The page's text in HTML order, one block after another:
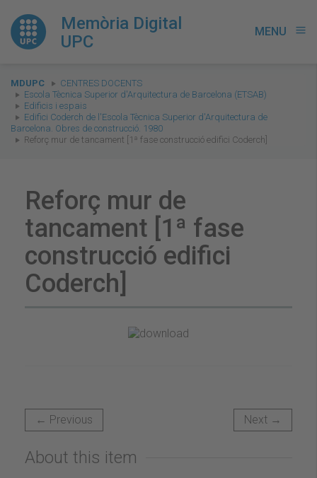
Memòria Digital
UPC
MENU menu
You
are
here:
MDUPC
CENTRES DOCENTS
Escola Tècnica Superior d'Arquitectura de Barcelona (ETSAB)
Edificis i espais
Edifici Coderch de l'Escola Tècnica Superior d'Arquitectura de
Barcelona. Obres de construcció. 1980
Reforç mur de tancament [1ª fase construcció edifici Coderch]
Reforç mur de
tancament [1ª fase
construcció edifici
Coderch]
← Previous Next →
About this item